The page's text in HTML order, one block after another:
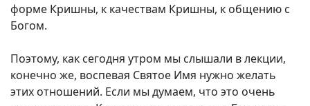
форме Кришны, к качествам Кришны, к общению с
Богом.
Поэтому, как сегодня утром мы слышали в лекции,
конечно же, воспевая Святое Имя нужно желать
этих отношений. Если мы думаем, что это очень